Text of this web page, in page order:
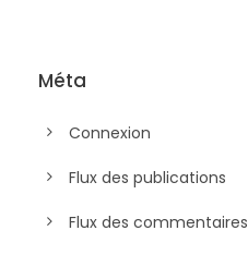
Méta
Connexion
Flux des publications
Flux des commentaires